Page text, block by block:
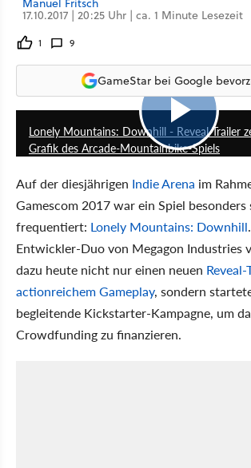
Manuel Fritsch
17.10.2017 | 20:25 Uhr | ca. 1 Minute Lesezeit
1 9
GameStar bei Google
Lonely Mountains: Downhill - Reveal-Trailer
Grafik des Arcade-Mountainbike-Spiels
Auf der diesjährigen Indie Arena im
Gamescom 2017 war ein Spiel besonders
frequentiert: Lonely Mountains: Downhill
Entwickler-Duo von Megagon Industries
dazu heute nicht nur einen neuen
actionreichem Gameplay, sondern
begleitende Kickstarter-Kampagne, um
Crowdfunding zu finanzieren.